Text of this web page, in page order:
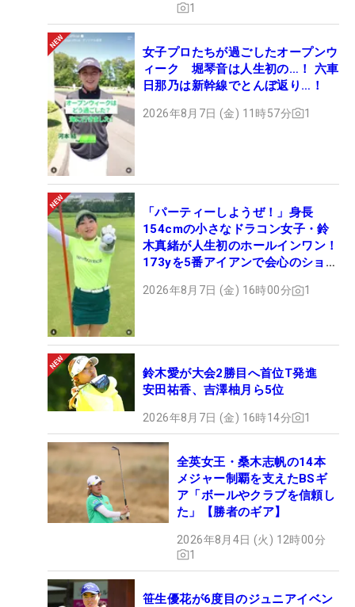
1
女子プロたちが過ごしたオープンウ
ィーク 堀琴音は人生初の…！ 六車
日那乃は新幹線でとんぼ返り…！
2026年8月7日 (金) 11時57分 1
「パーティーしようぜ！」身長
154cmの小さなドラコン女子・鈴
木真緒が人生初のホールインワン！
173yを5番アイアンで会心のショッ
2026年8月7日 (金) 16時00分 1
鈴木愛が大会2勝目へ首位T発進
安田祐香、吉澤柚月ら5位
2026年8月7日 (金) 16時14分 1
全英女王・桑木志帆の14本
メジャー制覇を支えたBSギ
ア「ボールやクラブを信頼し
た」【勝者のギア】
2026年8月4日 (火) 12時00分
1
笹生優花が6度目のジュニアイベン